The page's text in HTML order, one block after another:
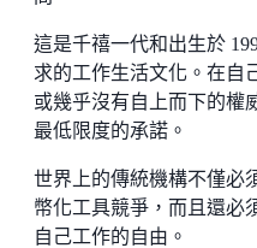
這是千禧一代和出生於
求的工作生活文化。在自
或幾乎沒有自上而下的權
最低限度的承諾。
世界上的傳統機構不僅必
幣化工具競爭，而且還必
自己工作的自由。